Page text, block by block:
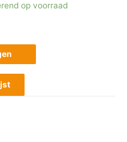
op voorraad